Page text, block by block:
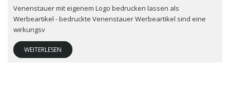
Venenstauer mit eigenem Logo bedrucken lassen als
Werbeartikel - bedruckte Venenstauer Werbeartikel sind eine
wirkungsv
WEITERLESEN